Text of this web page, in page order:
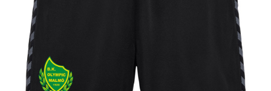
Bli medlem i Club Miixi
Glömt ditt lösenord?
Ansök om att bli B2B-kund